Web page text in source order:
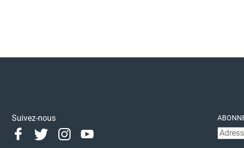
Suivez-nous
FacebookTwitterInstagramYoutube